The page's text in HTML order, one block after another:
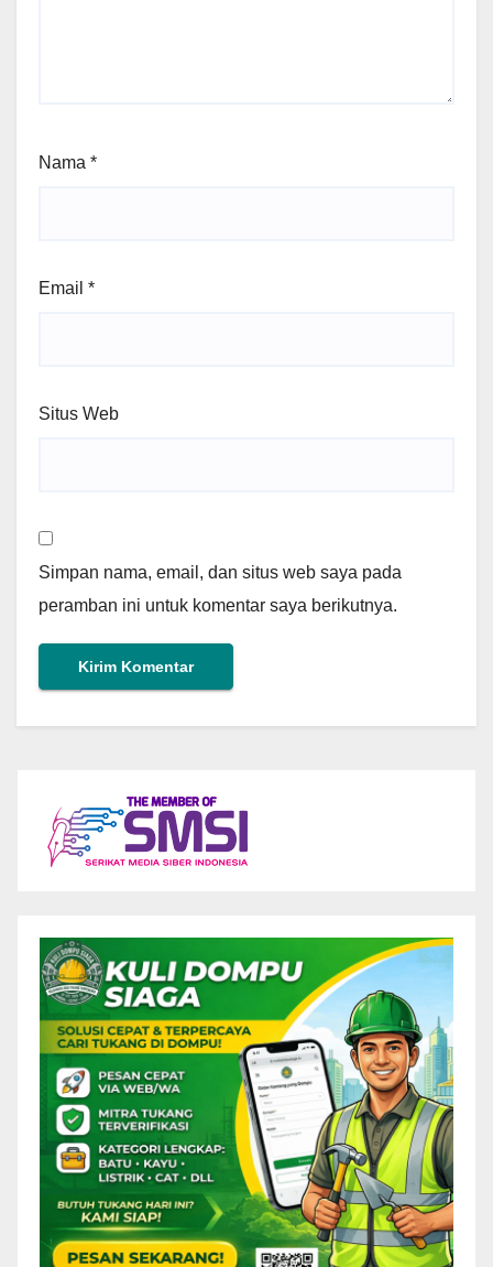
Nama *
Email *
Situs Web
Simpan nama, email, dan situs web saya pada
peramban ini untuk komentar saya berikutnya.